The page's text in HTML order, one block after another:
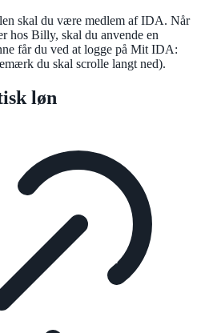
skal du være medlem af IDA. Når
hos Billy, skal du anvende en
får du ved at logge på Mit IDA:
du skal scrolle langt ned).
løn